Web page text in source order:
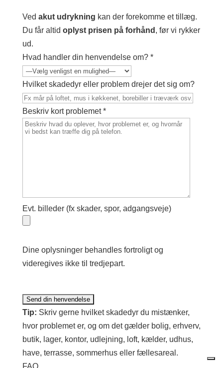
Ved akut udrykning kan der forekomme et tillæg.
Du får altid oplyst prisen på forhånd , før vi rykker
ud.
Hvad handler din henvendelse om? *
Hvilket skadedyr eller problem drejer det sig om?
Beskriv kort problemet *
Evt. billeder (fx skader, spor, adgangsveje)
Dine oplysninger behandles fortroligt og
videregives ikke til tredjepart.
Tip: Skriv gerne hvilket skadedyr du mistænker,
hvor problemet er, og om det gælder bolig, erhverv,
butik, lager, kontor, udlejning, loft, kælder, udhus,
have, terrasse, sommerhus eller fællesareal.